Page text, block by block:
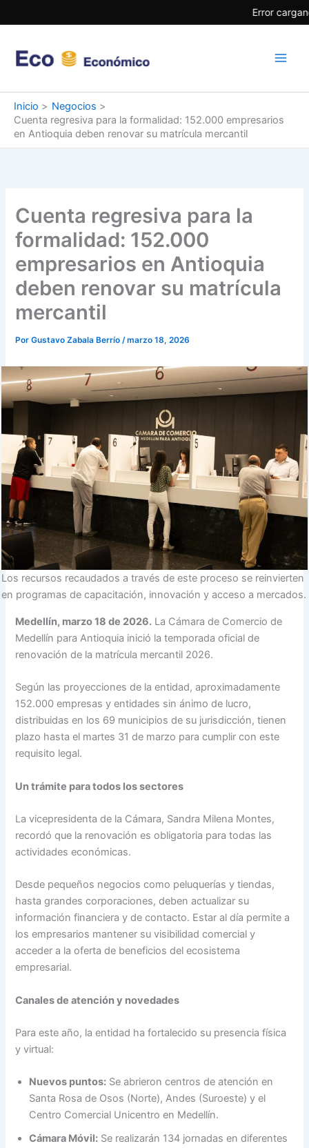
Error
al
Inicio
Negocios
Cuenta regresiva para la formalidad: 152.000 empresarios
en Antioquia deben renovar su matrícula mercantil
Cuenta regresiva para la
formalidad: 152.000
empresarios en Antioquia
deben renovar su matrícula
mercantil
PorGustavo Zabala Berrío /marzo 18, 2026
Los recursos recaudados a través de este proceso se reinvierten
en programas de capacitación, innovación y acceso a mercados.
Medellín, marzo 18 de 2026. La Cámara de Comercio de
Medellín para Antioquia inició la temporada oficial de
renovación de la matrícula mercantil 2026.
Según las proyecciones de la entidad, aproximadamente
152.000 empresas y entidades sin ánimo de lucro,
distribuidas en los 69 municipios de su jurisdicción, tienen
plazo hasta el martes 31 de marzo para cumplir con este
requisito legal.
Un trámite para todos los sectores
La vicepresidenta de la Cámara, Sandra Milena Montes,
recordó que la renovación es obligatoria para todas las
actividades económicas.
Desde pequeños negocios como peluquerías y tiendas,
hasta grandes corporaciones, deben actualizar su
información financiera y de contacto. Estar al día permite a
los empresarios mantener su visibilidad comercial y
acceder a la oferta de beneficios del ecosistema
empresarial.
Canales de atención y novedades
Para este año, la entidad ha fortalecido su presencia física
y virtual:
Nuevos puntos: Se abrieron centros de atención en
Santa Rosa de Osos (Norte), Andes (Suroeste) y el
Centro Comercial Unicentro en Medellín.
Cámara Móvil: Se realizarán 134 jornadas en diferentes